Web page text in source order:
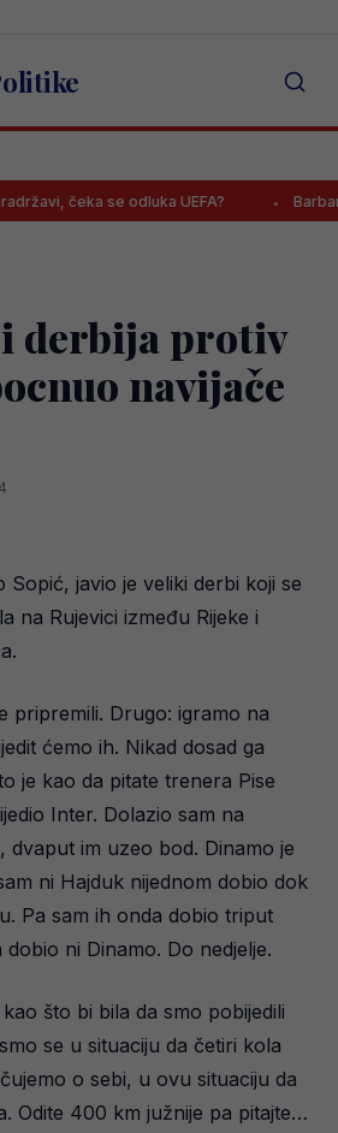
čeka se odluka UEFA?
derbija protiv
navijače
Sopić, javio je veliki derbi koji se
na Rujevici između Rijeke i
pripremili. Drugo: igramo na
ćemo ih. Nikad dosad ga
je kao da pitate trenera Pise
Inter. Dolazio sam na
dvaput im uzeo bod. Dinamo je
ni Hajduk nijednom dobio dok
Pa sam ih onda dobio triput
ni Dinamo. Do nedjelje.
što bi bila da smo pobijedili
se u situaciju da četiri kola
o sebi, u ovu situaciju da
Odite 400 km južnije pa pitajte…